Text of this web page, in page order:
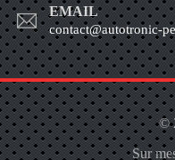
EMAIL
contact@autotronic-
©
Sur